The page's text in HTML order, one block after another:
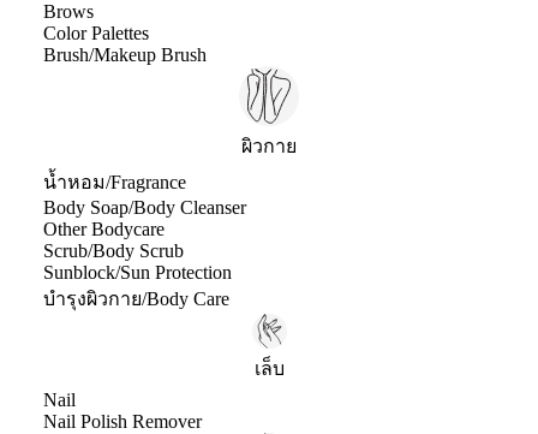
Brows
Color Palettes
Brush/Makeup Brush
ผิวกาย
น้ำหอม/Fragrance
Body Soap/Body Cleanser
Other Bodycare
Scrub/Body Scrub
Sunblock/Sun Protection
บำรุงผิวกาย/Body Care
เล็บ
Nail
Nail Polish Remover